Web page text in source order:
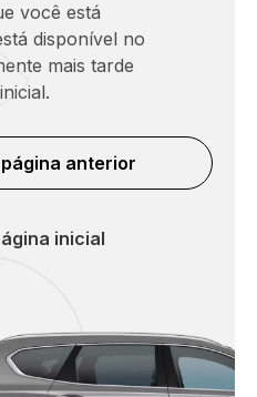
você está
disponível no
mais tarde
anterior
inicial